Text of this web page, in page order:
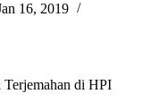
16, 2019
di HPI